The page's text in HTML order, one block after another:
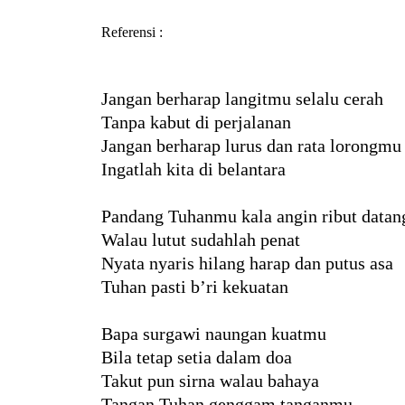
Referensi :
Jangan berharap langitmu selalu cerah
Tanpa kabut di perjalanan
Jangan berharap lurus dan rata lorongmu
Ingatlah kita di belantara
Pandang Tuhanmu kala angin ribut
Walau lutut sudahlah penat
Nyata nyaris hilang harap dan putus asa
Tuhan pasti b’ri kekuatan
Bapa surgawi naungan kuatmu
Bila tetap setia dalam doa
Takut pun sirna walau bahaya